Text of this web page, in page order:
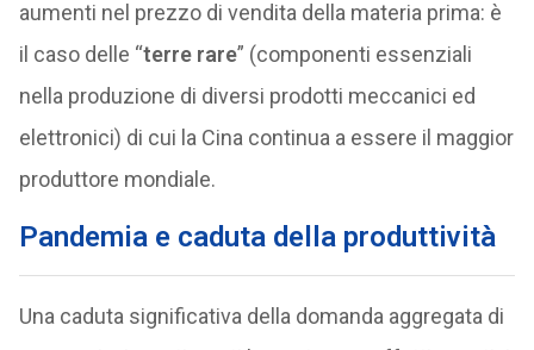
aumenti nel prezzo di vendita della materia prima: è
il caso delle “terre rare” (componenti essenziali
nella produzione di diversi prodotti meccanici ed
elettronici) di cui la Cina continua a essere il maggior
produttore mondiale.
Pandemia e caduta della produttività
Una caduta significativa della domanda aggregata di